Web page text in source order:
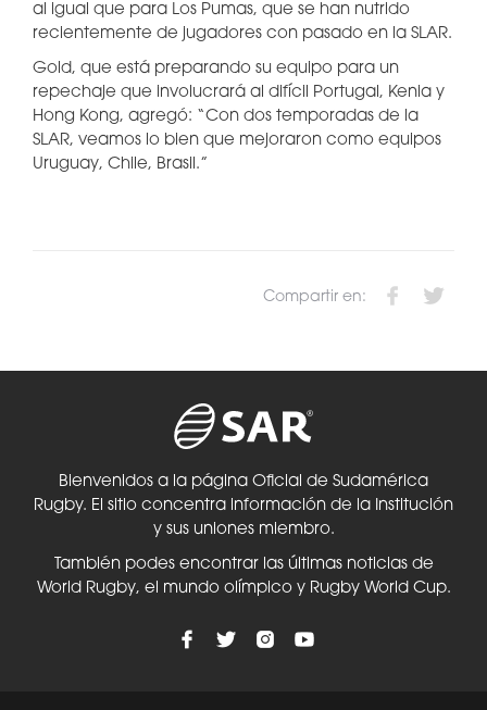
al igual que para Los Pumas, que se han nutrido
recientemente de jugadores con pasado en la SLAR.
Gold, que está preparando su equipo para un
repechaje que involucrará al difícil Portugal, Kenia y
Hong Kong, agregó: “Con dos temporadas de la
SLAR, veamos lo bien que mejoraron como equipos
Uruguay, Chile, Brasil.”
Compartir en:
Bienvenidos a la página Oficial de Sudamérica
Rugby. El sitio concentra información de la Institución
y sus uniones miembro.
También podes encontrar las últimas noticias de
World Rugby, el mundo olímpico y Rugby World Cup.